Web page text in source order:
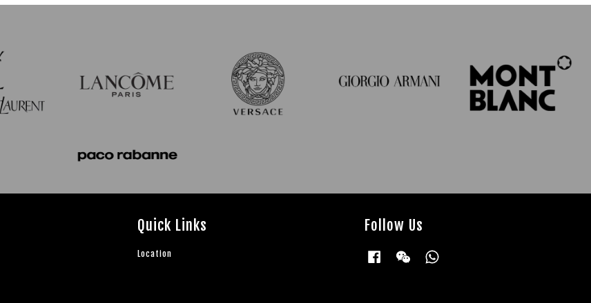
Quick Links
Location
Follow Us
Facebook Wechat